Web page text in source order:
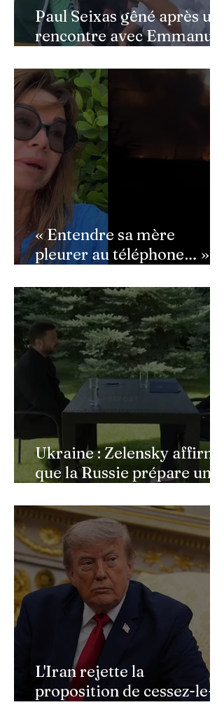
Paul Seixas gêné après une
rencontre avec Emmanuel
semé la panique dans son
équipe
« Entendre sa mère
pleurer au téléphone… » :
bouleversée par les
incendies du Cap-Ferret,
son témoignage poignant
Ukraine : Zelensky affirme
que la Russie prépare une
militaire à l'automne
L'Iran rejette la
proposition de cessez-le-